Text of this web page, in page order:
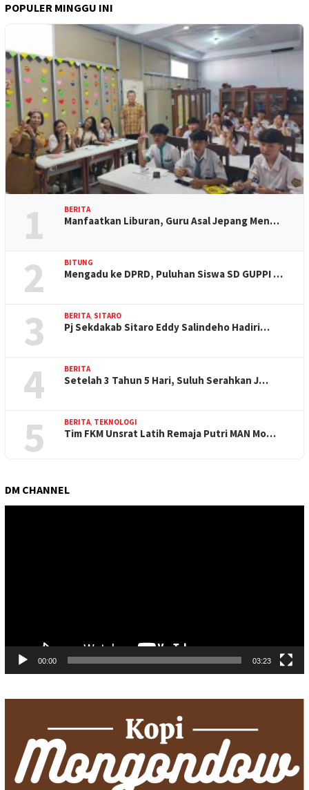
POPULER MINGGU INI
1 BERITA
Manfaatkan Liburan, Guru Asal Jepang Men…
2 BITUNG
Mengadu ke DPRD, Puluhan Siswa SD GUPPI …
3 BERITA, SITARO
Pj Sekdakab Sitaro Eddy Salindeho Hadiri…
4 BERITA
Setelah 3 Tahun 5 Hari, Suluh Serahkan J…
5 BERITA, TEKNOLOGI
Tim FKM Unsrat Latih Remaja Putri MAN Mo…
DM CHANNEL
00:00 03:23